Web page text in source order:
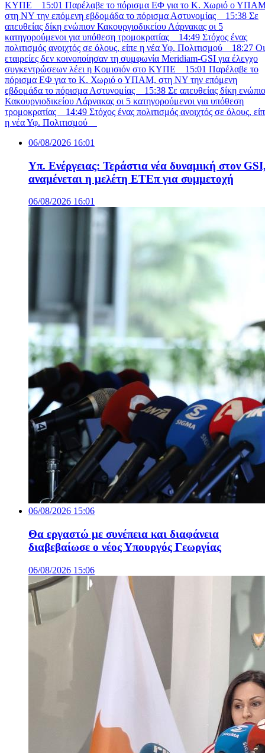
ΚΥΠΕ 15:01 Παρέλαβε το πόρισμα ΕΦ για τo Κ. Χωριό ο
στη ΝΥ την επόμενη εβδομάδα το πόρισμα Αστυνομίας 15:38 Σε
απευθείας δίκη ενώπιον Κακουργιοδικείου Λάρνακας οι 5
κατηγορούμενοι για υπόθεση τρομοκρατίας 14:49 Στόχος ένας
πολιτισμός ανοιχτός σε όλους, είπε η νέα Υφ. Πολιτισμού 18:27 Οι
εταιρείες δεν κοινοποίησαν τη συμφωνία Meridiam-GSI για έλεγχο
συγκεντρώσεων λέει η Κομισιόν στο ΚΥΠΕ 15:01 Παρέλαβε το
πόρισμα ΕΦ για τo Κ. Χωριό ο ΥΠΑΜ, στη ΝΥ την επόμενη
εβδομάδα το πόρισμα Αστυνομίας 15:38 Σε απευθείας δίκη
Κακουργιοδικείου Λάρνακας οι 5 κατηγορούμενοι για υπόθεση
τρομοκρατίας 14:49 Στόχος ένας πολιτισμός ανοιχτός σε όλους,
η νέα Υφ. Πολιτισμού
06/08/2026 16:01
Υπ. Ενέργειας: Τεράστια νέα δυναμική στον
αναμένεται η μελέτη ΕΤΕπ για συμμετοχή
06/08/2026 16:01
06/08/2026 15:06
Θα εργαστώ με συνέπεια και διαφάνεια
διαβεβαίωσε ο νέος Υπουργός Γεωργίας
06/08/2026 15:06